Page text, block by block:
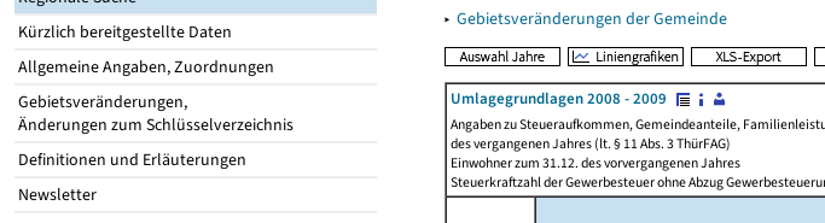
Kürzlich bereitgestellte Daten
Allgemeine Angaben, Zuordnungen
Gebietsveränderungen,
Änderungen zum Schlüsselverzeichnis
Definitionen und Erläuterungen
Newsletter
▸ Gebietsveränderungen der Gemeinde
Umlagegrundlagen 2008 - 2009
Angaben zu Steueraufkommen, Gemeindeanteile,
des vergangenen Jahres (lt. § 11 Abs. 3 ThürFAG)
Einwohner zum 31.12. des vorvergangenen Jahres
Steuerkraftzahl der Gewerbesteuer ohne Abzug